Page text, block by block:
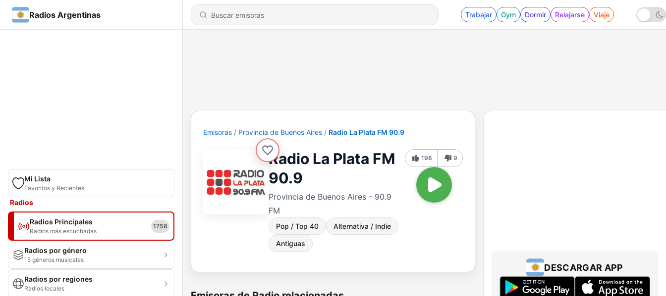
Radios Argentinas Trabajar Gym Dormir Relajarse Viaje
Mi Lista
Favoritos y Recientes
Radios
Radios Principales
Radios más escuchadas
1758
Radios por género
15 géneros musicales
Radios por regiones
Radios locales
Emisoras Provincia de Buenos Aires Radio La Plata FM 90.9
Radio La Plata FM
90.9
Provincia de Buenos Aires - 90.9
FM
Pop / Top 40 Alternativa / Indie
Antiguas
198 9
DESCARGAR APP